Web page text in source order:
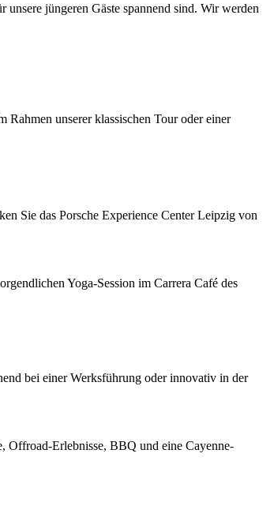
jüngeren Gäste spannend sind. Wir werden
unserer klassischen Tour oder einer
Sie das Porsche Experience Center Leipzig von
Yoga-Session im Carrera Café des
bei einer Werksführung oder innovativ in der
Offroad-Erlebnisse, BBQ und eine Cayenne-